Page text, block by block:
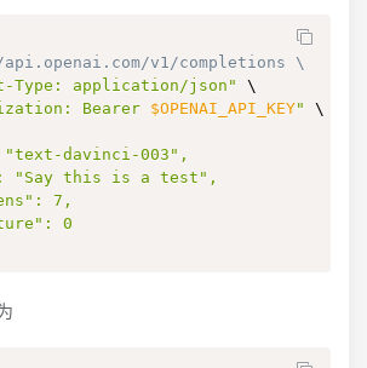
v1/completions \
Type: application/json"
\
Bearer $OPENAI_API_KEY"
\
davinci-003",
"Say this is a test",
7,
0